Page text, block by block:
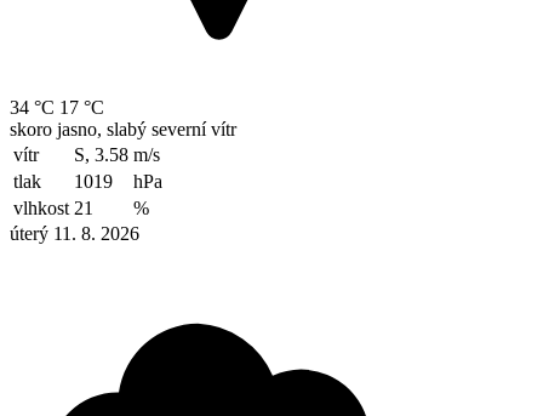
34 °C 17 °C
skoro jasno, slabý severní vítr
vítr
S, 3.58 m/s
tlak
1019
hPa
vlhkost 21
%
úterý 11. 8. 2026